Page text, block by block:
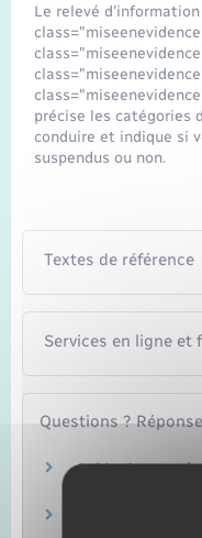
Le relevé
précise les catégories
conduire et indique si
suspendus ou non.
Textes de référence
Services en ligne et
Questions ?
Solde du
connaître son
Permis de